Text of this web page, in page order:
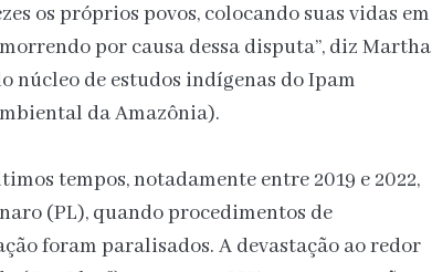
os próprios povos, colocando suas vidas em
por causa dessa disputa”, diz Martha
núcleo de estudos indígenas do Ipam
da Amazônia).
tempos, notadamente entre 2019 e 2022,
(PL), quando procedimentos de
foram paralisados. A devastação ao redor